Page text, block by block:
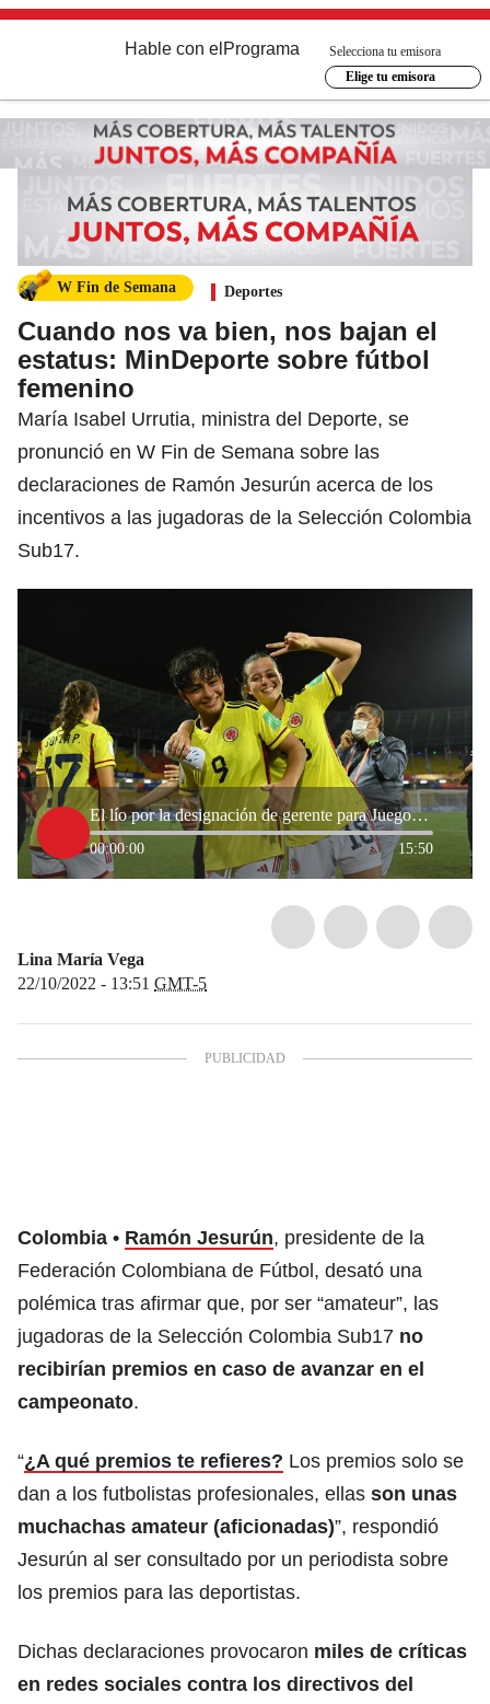
Hable con el Programa
Selecciona tu emisora
Elige tu emisora
W Fin de Semana Deportes
Cuando nos va bien, nos bajan el
estatus: MinDeporte sobre fútbol
femenino
María Isabel Urrutia, ministra del Deporte, se
pronunció en W Fin de Semana sobre las
declaraciones de Ramón Jesurún acerca de los
incentivos a las jugadoras de la Selección Colombia
Sub17.
El lío por la designación de gerente para Juegos Panamericanos 2027
00:00:00 15:50
Lina María Vega
22/10/2022 - 13:51 GMT-5
Colombia Ramón Jesurún, presidente de la
Federación Colombiana de Fútbol, desató una
polémica tras afirmar que, por ser “amateur”, las
jugadoras de la Selección Colombia Sub17 no
recibirían premios en caso de avanzar en el
campeonato.
“¿A qué premios te refieres? Los premios solo se
dan a los futbolistas profesionales, ellas son unas
muchachas amateur (aficionadas)”, respondió
Jesurún al ser consultado por un periodista sobre
los premios para las deportistas.
Dichas declaraciones provocaron miles de críticas
en redes sociales contra los directivos del